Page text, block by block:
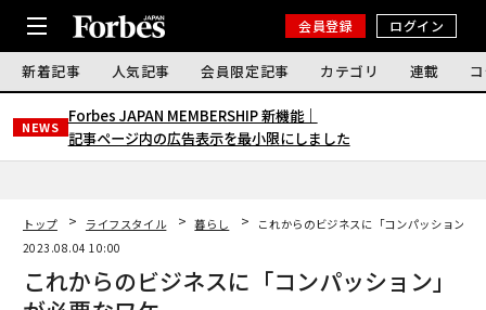
会員登録 ログイン
新着記事 人気記事 会員限定記事 カテゴリ 連載
NEWS
Forbes JAPAN MEMBERSHIP 新機能｜
記事ページ内の広告表示を最小限にしました
トップ ライフスタイル 暮らし
これからのビジネスに「コンパッション」
2023.08.04 10:00
これからのビジネスに「コンパッション」